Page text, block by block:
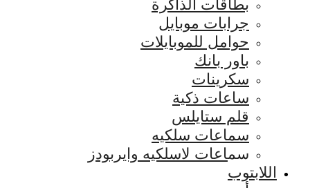
بطاقات الذاكرة
جرابات موبايل
حوامل للموبايلات
باور بانك
سكرينات
ساعات ذكية
قلم ستايلس
سماعات سلكيه
سماعات لاسلكيه وايربودز
اللابتوب